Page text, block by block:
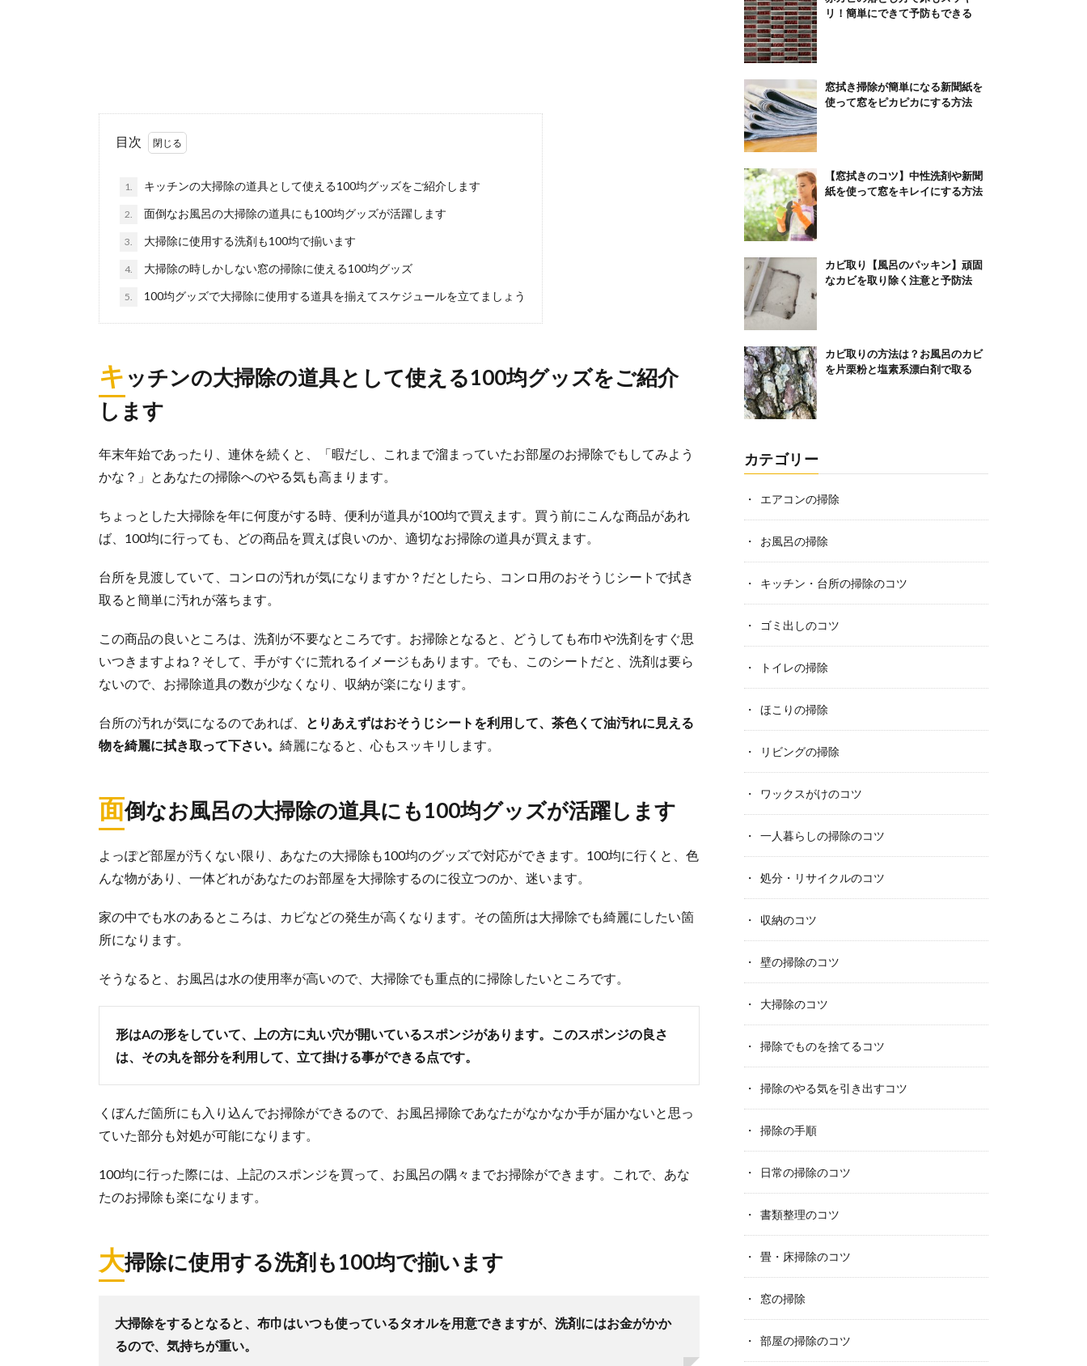
大理石の掃除に使える洗剤・使えない洗剤の種類と掃除手順を解説
ご自宅に大理石を使用している箇所があるご家庭では、大理石の掃除をするときにどのような洗剤
タンスの処分で困ったら引っ越し業者に依頼するのが一番楽チン
引越しの際に不用になったタンスを処分したい場合は、利用する引っ越し業者に相談してみてはい
かがでしょう...
年に一度の大掃除。その時に窓拭きをするという人も多いのではないでしょうか。 しかし、窓拭
きはな...
神棚掃除は男性の仕事？女性が触れるのは？神棚掃除の疑問を解決
「神棚の掃除は男性がするものであり、女性がしてはいけない」という話を耳にしたことありませ
んか？ そ...
部屋の大掃除と聞くと、掃いて拭いてピカピカに！と思い浮かぶかもしれませんが、その前に『整
五徳掃除にはセスキ炭酸ソーダ！セスキの効果と掃除のコツ
油汚れが気になる五徳の掃除には、セスキ炭酸ソーダが効果的！ 洗剤選びで迷ったら、まずはセ
ないでしょう...
換気扇掃除に効果的な洗剤とつけおき洗いのコツについて解説
換気扇掃除を面倒だと感じる主婦の人も多いでしょう。さらに油汚れがひどいと、なおさらそう思
ドアの掃除。玄関は家の顔。キレイに掃除する方法と手順について
目次
1. キッチンの大掃除の道具として使える100均グッズをご紹介します
2. 面倒なお風呂の大掃除の道具にも100均グッズが活躍します
3. 大掃除に使用する洗剤も100均で揃います
4. 大掃除の時しかしない窓の掃除に使える100均グッズ
5. 100均グッズで大掃除に使用する道具を揃えてスケジュールを立てましょう
キ ッチンの大掃除の道具として使える100均グッズをご紹介
します
年末年始であったり、連休を続くと、「暇だし、これまで溜まっていたお部屋のお掃除でもしてみよう
かな？」とあなたの掃除へのやる気も高まります。
ちょっとした大掃除を年に何度がする時、便利が道具が100均で買えます。買う前にこんな商品があれ
ば、100均に行っても、どの商品を買えば良いのか、適切なお掃除の道具が買えます。
台所を見渡していて、コンロの汚れが気になりますか？だとしたら、コンロ用のおそうじシートで拭き
取ると簡単に汚れが落ちます。
この商品の良いところは、洗剤が不要なところです。お掃除となると、どうしても布巾や洗剤をすぐ思
いつきますよね？そして、手がすぐに荒れるイメージもあります。でも、このシートだと、洗剤は要ら
ないので、お掃除道具の数が少なくなり、収納が楽になります。
台所の汚れが気になるのであれば、
とりあえずはおそうじシートを利用して、茶色くて油汚れに見える
物を綺麗に拭き取って下さい。 綺麗になると、心もスッキリします。
面倒なお風呂の大掃除の道具にも100均グッズが活躍します
よっぽど部屋が汚くない限り、あなたの大掃除も100均のグッズで対応ができます。100均に行くと、色
んな物があり、一体どれがあなたのお部屋を大掃除するのに役立つのか、迷います。
家の中でも水のあるところは、カビなどの発生が高くなります。その箇所は大掃除でも綺麗にしたい箇
所になります。
そうなると、お風呂は水の使用率が高いので、大掃除でも重点的に掃除したいところです。
形はAの形をしていて、上の方に丸い穴が開いているスポンジがあります。このスポンジの良さ
は、その丸を部分を利用して、立て掛ける事ができる点です。
くぼんだ箇所にも入り込んでお掃除ができるので、お風呂掃除であなたがなかなか手が届かないと思っ
ていた部分も対処が可能になります。
100均に行った際には、上記のスポンジを買って、お風呂の隅々までお掃除ができます。これで、あな
たのお掃除も楽になります。
大掃除に使用する洗剤も100均で揃います
大掃除をするとなると、布巾はいつも使っているタオルを用意できますが、洗剤にはお金がかか
るので、気持ちが重い。
リ！簡単にできて予防もできる
窓拭き掃除が簡単になる新聞紙を
使って窓をピカピカにする方法
【窓拭きのコツ】中性洗剤や新聞
紙を使って窓をキレイにする方法
カビ取り【風呂のパッキン】頑固
なカビを取り除く注意と予防法
カビ取りの方法は？お風呂のカビ
を片栗粉と塩素系漂白剤で取る
カテゴリー
エアコンの掃除
お風呂の掃除
キッチン・台所の掃除のコツ
ゴミ出しのコツ
トイレの掃除
ほこりの掃除
リビングの掃除
ワックスがけのコツ
一人暮らしの掃除のコツ
処分・リサイクルのコツ
収納のコツ
壁の掃除のコツ
大掃除のコツ
掃除でものを捨てるコツ
掃除のやる気を引き出すコツ
掃除の手順
日常の掃除のコツ
書類整理のコツ
畳・床掃除のコツ
窓の掃除
部屋の掃除のコツ